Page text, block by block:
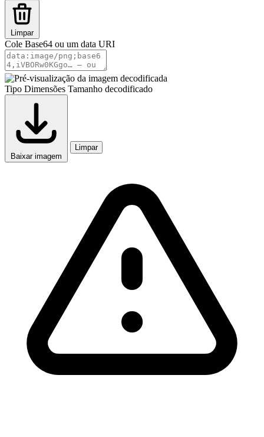
Limpar
Cole Base64 ou um data URI
Tipo Dimensões Tamanho decodificado
Baixar imagem
Limpar